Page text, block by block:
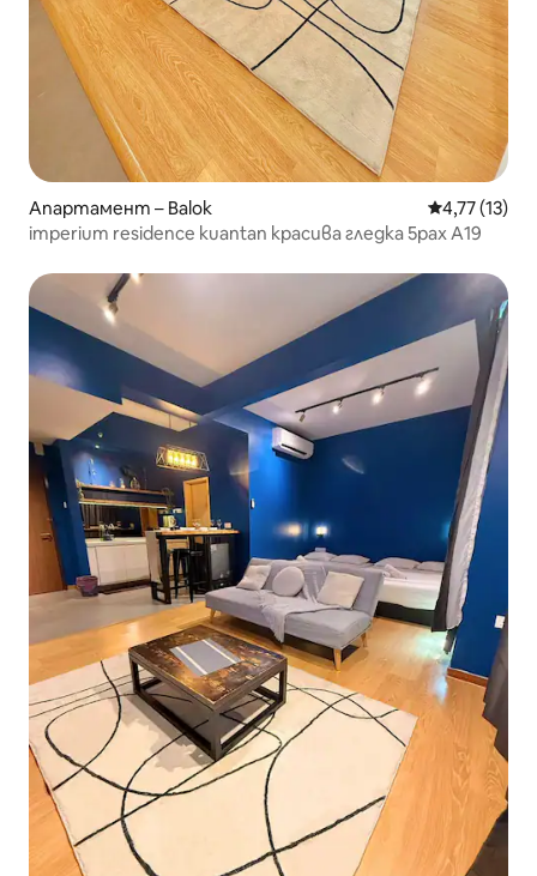
Апартамент – Balok Средна
4,77 (13)
imperium residence kuantan красива гледка 5pax A19